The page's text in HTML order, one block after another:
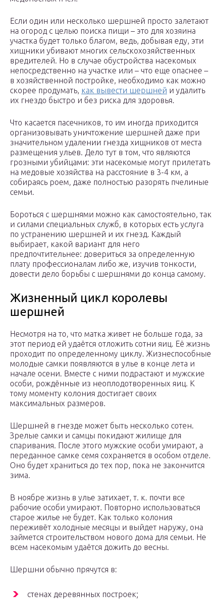
Если один или несколько шершней просто залетают
на огород с целью поиска пищи – это для хозяина
участка будет только благом, ведь, добывая еду, эти
хищники убивают многих сельскохозяйственных
вредителей. Но в случае обустройства насекомых
непосредственно на участке или – что еще опаснее –
в хозяйственной постройке, необходимо как можно
скорее продумать, как вывести шершней и удалить
их гнездо быстро и без риска для здоровья.
Что касается пасечников, то им иногда приходится
организовывать уничтожение шершней даже при
значительном удалении гнезда хищников от места
размещения ульев. Дело тут в том, что являются
грозными убийцами: эти насекомые могут прилетать
на медовые хозяйства на расстояние в 3-4 км, а
собираясь роем, даже полностью разорять пчелиные
семьи.
Бороться с шершнями можно как самостоятельно, так
и силами специальных служб, в которых есть услуга
по устранению шершней и их гнезд. Каждый
выбирает, какой вариант для него
предпочтительнее: довериться за определенную
плату профессионалам либо же, изучив тонкости,
довести дело борьбы с шершнями до конца самому.
Жизненный цикл королевы
шершней
Несмотря на то, что матка живет не больше года, за
этот период ей удаётся отложить сотни яиц. Её жизнь
проходит по определенному циклу. Жизнеспособные
молодые самки появляются в улье в конце лета и
начале осени. Вместе с ними подрастают и мужские
особи, рождённые из неоплодотворенных яиц. К
тому моменту колония достигает своих
максимальных размеров.
Шершней в гнезде может быть несколько сотен.
Зрелые самки и самцы покидают жилище для
спаривания. После этого мужские особи умирают, а
переданное самке семя сохраняется в особом отделе.
Оно будет храниться до тех пор, пока не закончится
зима.
В ноябре жизнь в улье затихает, т. к. почти все
рабочие особи умирают. Повторно использоваться
старое жилье не будет. Как только колония
переживёт холодные месяцы и выйдет наружу, она
займется строительством нового дома для семьи. Не
всем насекомым удаётся дожить до весны.
Шершни обычно прячутся в:
стенах деревянных построек;